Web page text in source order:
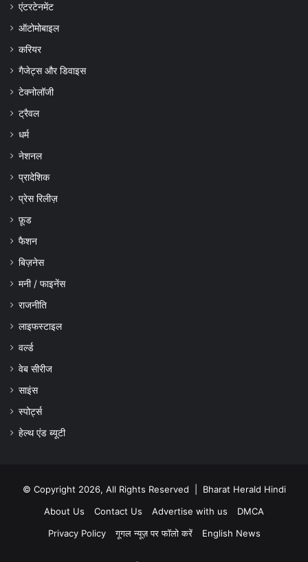
एंटरटेनमेंट
ऑटोमोबाइल
करियर
गैजेट्स और डिवाइस
टेक्नोलॉजी
ट्रैवल
धर्म
नेशनल
प्रादेशिक
प्रेस रिलीज़
फ़ूड
फैशन
बिज़नेस
मनी / फाइनेंस
राजनीति
लाइफस्टाइल
वर्ल्ड
वेब सीरीज
साइंस
स्पोर्ट्स
हेल्थ एंड ब्यूटी
© Copyright 2026, All Rights Reserved | Bharat Herald Hindi
About Us
Contact Us Advertise with us
DMCA
Privacy Policy
गूगल न्यूज़ पर फॉलो करें English News